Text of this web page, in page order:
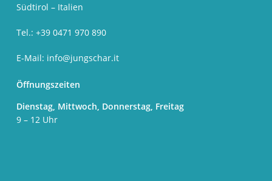
Südtirol – Italien
Tel.: +39 0471 970 890
E-Mail: info@jungschar.it
Öffnungszeiten
Dienstag, Mittwoch, Donnerstag, Freitag
9 – 12 Uhr